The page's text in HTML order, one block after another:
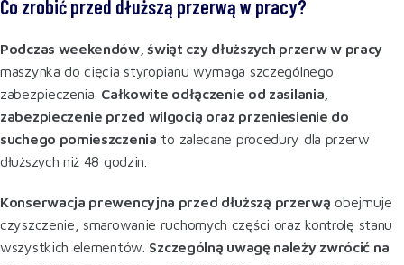
Co zrobić przed dłuższą przerwą w pracy?
Podczas weekendów, świąt czy dłuższych przerw w pracy
maszynka do cięcia styropianu wymaga szczególnego
zabezpieczenia. Całkowite odłączenie od zasilania,
zabezpieczenie przed wilgocią oraz przeniesienie do
suchego pomieszczenia to zalecane procedury dla przerw
dłuższych niż 48 godzin
Konserwacja prewencyjna przed dłuższą przerwą obejmuje
czyszczenie, smarowanie ruchomych części oraz kontrolę stanu
wszystkich elementów. Szczególną uwagę należy zwrócić na